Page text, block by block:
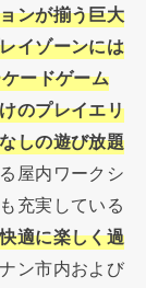
ンが揃う巨大
イゾーンには
ードゲーム
のプレイエリ
しの遊び放題
屋内ワークシ
充実している
適に楽しく過
ン市内および